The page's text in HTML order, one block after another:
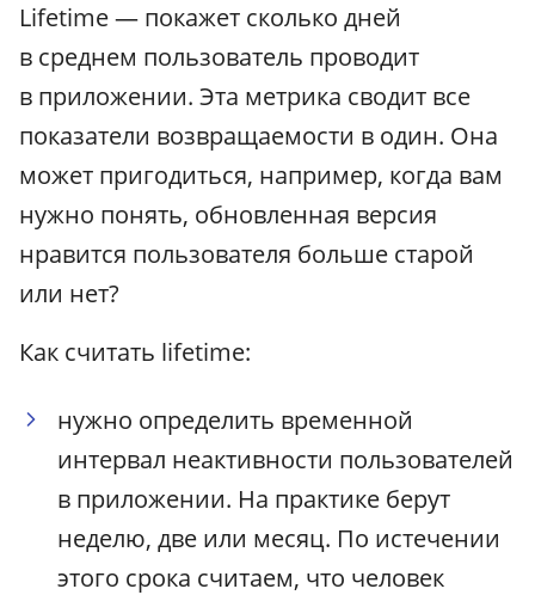
Lifetime — покажет сколько дней
в среднем пользователь проводит
в приложении. Эта метрика сводит все
показатели возвращаемости в один. Она
может пригодиться, например, когда вам
нужно понять, обновленная версия
нравится пользователя больше старой
или нет?
Как считать lifetime:
нужно определить временной
интервал неактивности пользователей
в приложении. На практике берут
неделю, две или месяц. По истечении
этого срока считаем, что человек